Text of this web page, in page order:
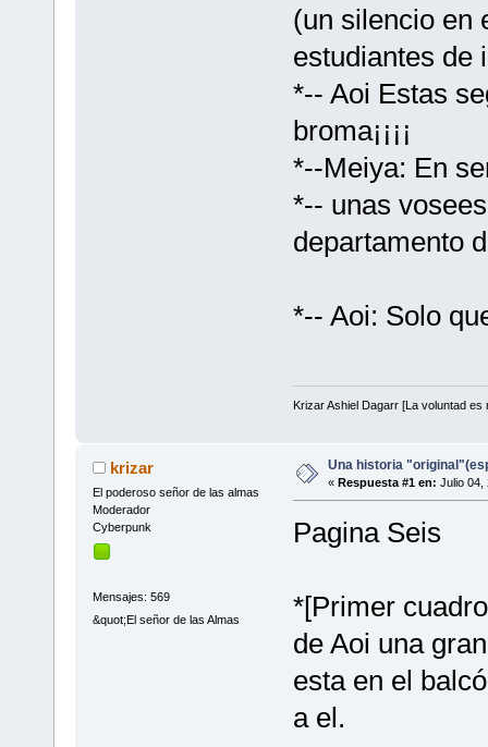
(un silencio en
estudiantes de
*-- Aoi Estas
broma¡¡¡¡
*--Meiya: En
*-- unas
departamento
*-- Aoi: Solo
Krizar Ashiel Dagarr [La voluntad es
krizar
El poderoso señor de las almas
Moderador
Cyberpunk
Mensajes: 569
&quot;El señor de las Almas
Una historia
« Respuesta #1 en: Julio 04,
Pagina Seis
*[Primer
de Aoi una
esta en el
a el.